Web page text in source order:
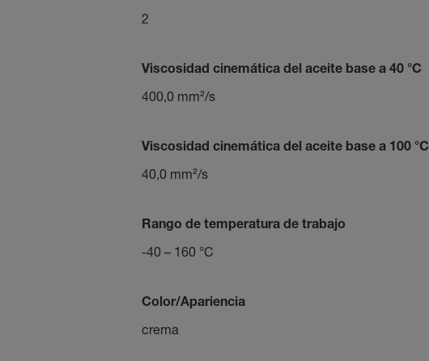
2
Viscosidad cinemática del aceite base a 40 °C
400,0 mm²/s
Viscosidad cinemática del aceite base a 100 °C
40,0 mm²/s
Rango de temperatura de trabajo
-40 – 160 °C
Color/Apariencia
crema